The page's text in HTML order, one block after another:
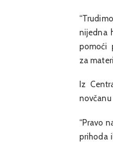
nijedna
pomoći
za
Iz
“Pravo
prihoda